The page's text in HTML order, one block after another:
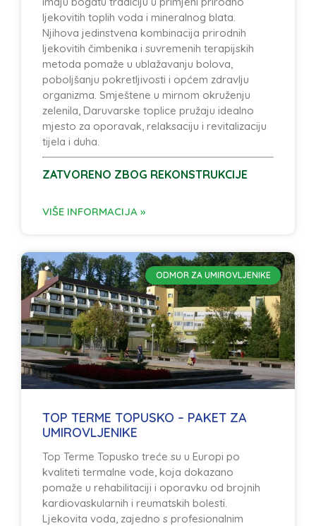
ljekovitih toplih voda i mineralnog blata.
Njihova jedinstvena kombinacija prirodnih
ljekovitih čimbenika i suvremenih terapijskih
metoda pomaže u ublažavanju bolova,
poboljšanju pokretljivosti i općem zdravlju
organizma. Smještene u mirnom okruženju
zelenila, Daruvarske toplice pružaju idealno
mjesto za oporavak, relaksaciju i revitalizaciju
tijela i duha.
ZATVORENO ZBOG REKONSTRUKCIJE
VIŠE INFORMACIJA »
ODMOR ZA UMIROVLJENIKE
TOP TERME TOPUSKO – PAKET ZA
UMIROVLJENIKE
Top Terme Topusko treće su u Europi po
kvaliteti termalne vode, koja dokazano
pomaže u rehabilitaciji i oporavku od brojnih
kardiovaskularnih i reumatskih bolesti.
Ljekovita voda, zajedno s profesionalnim